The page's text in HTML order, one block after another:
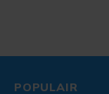
POPULAIR